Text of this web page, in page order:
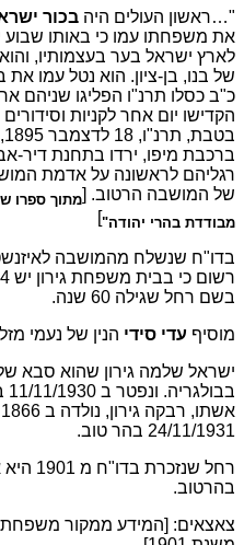
"…ראשון העולים היה בכור
את משפחתו עמו כי באותו שבוע
לארץ ישראל בער בעצמותיו,
של בנו, בן-ציון. הוא נטל עמו
כ"ב כסלו תרנ"ו הפליגו שניהם
הקדישו יום אחר לקניות
ברכבת מיפו, ירדו בתחנת דיר-
רגליהם לראשונה על אדמת
של המושבה הרטוב. [מתוך ספרו
מבודדת בהרי יהודה"]
בשם רחל שגילה 60 שנה.
מוסיף עדי סידי הנין של נעמי
בבולגריה. ונפטר ב 11/11/1930 בהר טוב.
24/11/1931 בהר טוב.
רחל
בהרטוב.
צאצאים: [המידע ממקור